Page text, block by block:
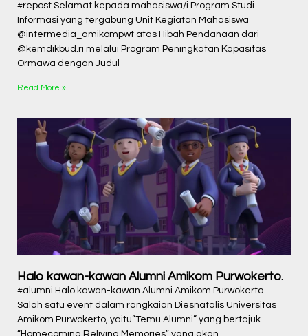
#repost Selamat kepada mahasiswa/i Program Studi
Informasi yang tergabung Unit Kegiatan Mahasiswa
@intermedia_amikompwt atas Hibah Pendanaan dari
@kemdikbud.ri melalui Program Peningkatan Kapasitas
Ormawa dengan Judul
Read More »
Halo kawan-kawan Alumni Amikom Purwokerto.
#alumni Halo kawan-kawan Alumni Amikom Purwokerto.
Salah satu event dalam rangkaian Diesnatalis Universitas
Amikom Purwokerto, yaitu”Temu Alumni” yang bertajuk